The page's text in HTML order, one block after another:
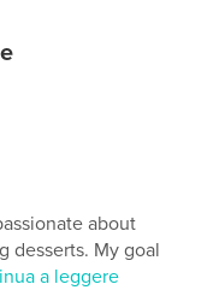
about
desserts. My goal
a leggere